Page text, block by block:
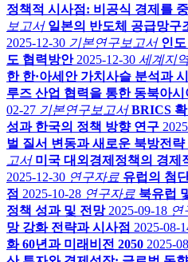
정책적 시사점: 비공식 경제를
보고서 일본의 반도체 공급망구
2025-12-30 기본연구보고서 인
도 협력방안 2025-12-30 세계지
한 한·아세안 가치사슬 분석과
루즈 산업 협력을 통한 동북아
02-27 기본연구보고서 BRICS
성과 한국의 정책 방향 연구
벌 질서 변동과 새로운 북방전략
고서 미국 대외경제정책의 경제
2025-12-30 연구자료 유럽의 첨
점 2025-10-28 연구자료 북유럽
정책 성과 및 전망 2025-09-18 연
망 강화 전략과 시사점 2025-08-
화 60년과 미래비전 2050 2025-